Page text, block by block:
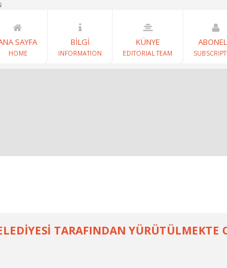
SAYFA
HOME
BİLGİ
INFORMATION
KÜNYE
EDITORIAL TEAM
TARAFINDAN YÜRÜTÜLMEKTE